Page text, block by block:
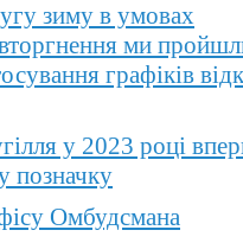
зиму в умовах
ми
графіків
у 2023 році
позначку
Омбудсмана